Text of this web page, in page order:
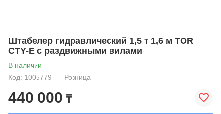
Штабелер гидравлический 1,5 т 1,6 м TOR
CTY-E с раздвижными вилами
В наличии
Код: 1005779
Розница
440 000 ₸